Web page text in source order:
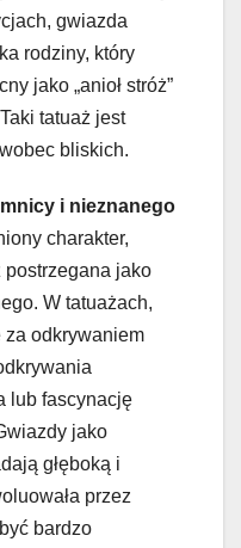
gwiazda
rodziny, który
jako „anioł stróż”
tatuaż jest
bliskich.
i nieznanego
charakter,
jako
W tatuażach,
za odkrywaniem
lub fascynację
jako
głęboką i
przez
bardzo